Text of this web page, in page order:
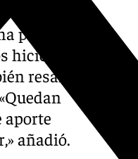
la
portado
hicieron
resaltó la
aporte
añadió.